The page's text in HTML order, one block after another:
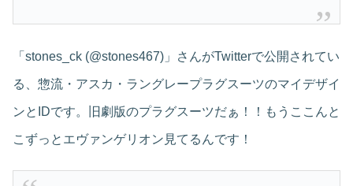
「stones_ck (@stones467)」さんがTwitterで公開されてい
る、惣流・アスカ・ラングレープラグスーツのマイデザイ
ンとIDです。旧劇版のプラグスーツだぁ！！もうここんと
こずっとエヴァンゲリオン見てるんです！